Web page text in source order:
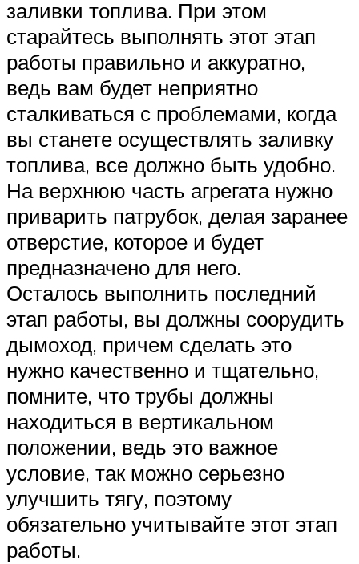
заливки топлива. При этом
старайтесь выполнять этот этап
работы правильно и аккуратно,
ведь вам будет неприятно
сталкиваться с проблемами, когда
вы станете осуществлять заливку
топлива, все должно быть удобно.
На верхнюю часть агрегата нужно
приварить патрубок, делая заранее
отверстие, которое и будет
предназначено для него.
Осталось выполнить последний
этап работы, вы должны соорудить
дымоход, причем сделать это
нужно качественно и тщательно,
помните, что трубы должны
находиться в вертикальном
положении, ведь это важное
условие, так можно серьезно
улучшить тягу, поэтому
обязательно учитывайте этот этап
работы.